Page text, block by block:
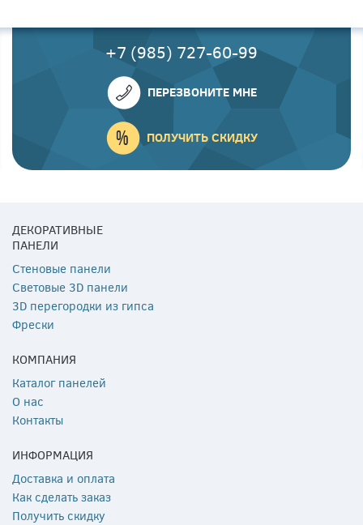
+7 (985) 727-60-99
ПЕРЕЗВОНИТЕ МНЕ
ПОЛУЧИТЬ СКИДКУ
ДЕКОРАТИВНЫЕ
ПАНЕЛИ
Стеновые панели
Световые 3D панели
3D перегородки из гипса
Фрески
КОМПАНИЯ
Каталог панелей
О нас
Контакты
ИНФОРМАЦИЯ
Доставка и оплата
Как сделать заказ
Получить скидку